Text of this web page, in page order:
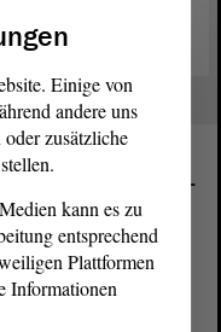
von Sachsen-
Einige von
andere uns
oder zusätzliche
kann es zu
entsprechend
Plattformen
Informationen